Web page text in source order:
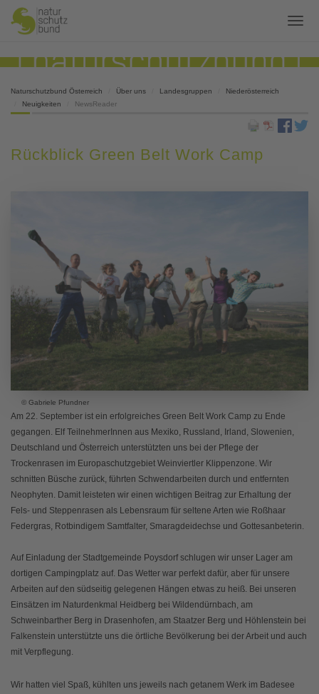
Naturschutzbund Österreich Über uns Landesgruppen
Niederösterreich
Neuigkeiten
NewsReader
Rückblick Green Belt Work Camp
© Gabriele Pfundner
Am 22. September ist ein erfolgreiches Green Belt Work Camp zu Ende
gegangen. Elf TeilnehmerInnen aus Mexiko, Russland, Irland, Slowenien,
Deutschland und Österreich unterstützten uns bei der Pflege der
Trockenrasen im Europaschutzgebiet Weinviertler Klippenzone. Wir
schnitten Büsche zurück, führten Schwendarbeiten durch und entfernten
Neophyten. Damit leisteten wir einen wichtigen Beitrag zur Erhaltung der
Fels- und Steppenrasen als Lebensraum für seltene Arten wie Roßhaar
Federgras, Rotbindigem Samtfalter, Smaragdeidechse und Gottesanbeterin.
Auf Einladung der Stadtgemeinde Poysdorf schlugen wir unser Lager am
dortigen Campingplatz auf. Das Wetter war perfekt dafür, aber für unsere
Arbeiten auf den südseitig gelegenen Hängen etwas zu heiß. Bei unseren
Einsätzen im Naturdenkmal Heidberg bei Wildendürnbach, am
Schweinbarther Berg in Drasenhofen, am Staatzer Berg und Höhlenstein bei
Falkenstein unterstützte uns die örtliche Bevölkerung bei der Arbeit und auch
mit Verpflegung.
Wir hatten viel Spaß, kühlten uns jeweils nach getanem Werk im Badesee